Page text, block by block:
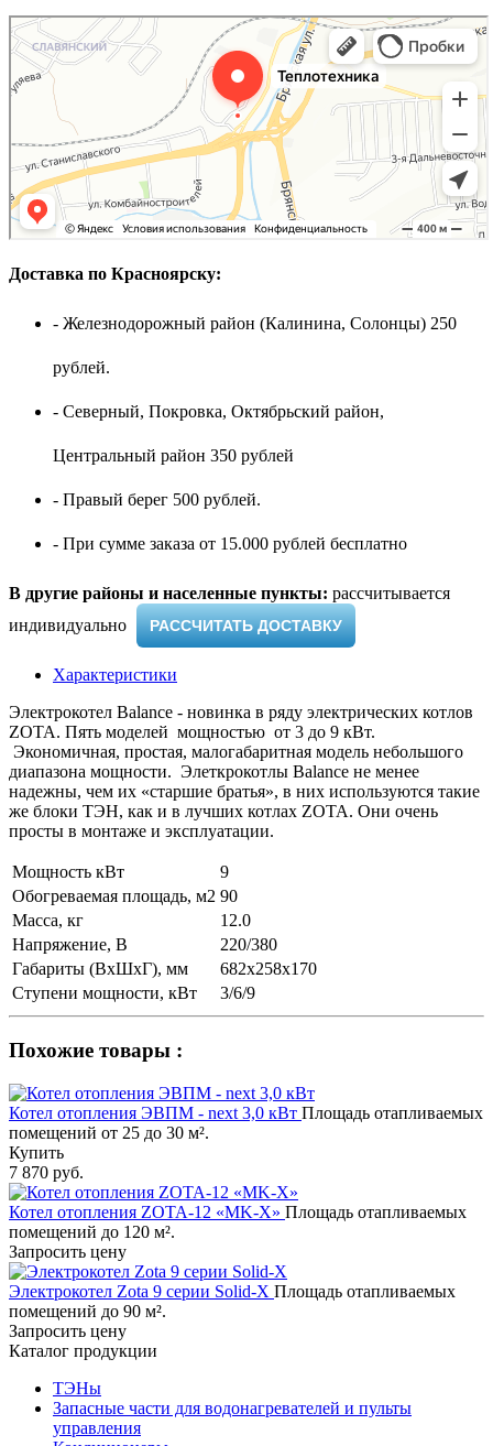
Доставка по Красноярску:
- Железнодорожный район (Калинина, Солонцы) 250
рублей.
- Северный, Покровка, Октябрьский район,
Центральный район 350 рублей
- Правый берег 500 рублей.
- При сумме заказа от 15.000 рублей бесплатно
В другие районы и населенные пункты: рассчитывается
индивидуально ​
РАССЧИТАТЬ ДОСТАВКУ
Характеристики
Электрокотел Balance - новинка в ряду электрических котлов
ZOTA. Пять моделей мощностью от 3 до 9 кВт.
Экономичная, простая, малогабаритная модель небольшого
диапазона мощности. Элеткрокотлы Balance не менее
надежны, чем их «старшие братья», в них используются такие
же блоки ТЭН, как и в лучших котлах ZOTA. Они очень
просты в монтаже и эксплуатации.
Мощность кВт
9
Обогреваемая площадь, м2 90
Масса, кг
12.0
Напряжение, В
220/380
Габариты (ВхШхГ), мм
682x258x170
Ступени мощности, кВт
3/6/9
Похожие товары :
Котел отопления ЭВПМ - next 3,0 кВт Площадь отапливаемых
помещений от 25 до 30 м².
Купить
7 870 руб.
Котел отопления ZOTA-12 «MK-X» Площадь отапливаемых
помещений до 120 м².
Запросить цену
Электрокотел Zota 9 серии Solid-X Площадь отапливаемых
помещений до 90 м².
Запросить цену
Каталог продукции
ТЭНы
Запасные части для водонагревателей и пульты
управления